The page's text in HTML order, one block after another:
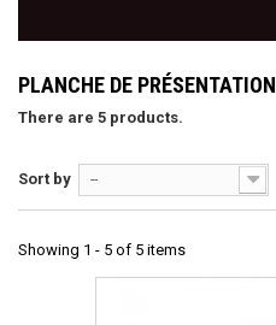
PLANCHE DE PRÉSENTATION
There are 5 products.
Sort by --
Showing 1 - 5 of 5 items